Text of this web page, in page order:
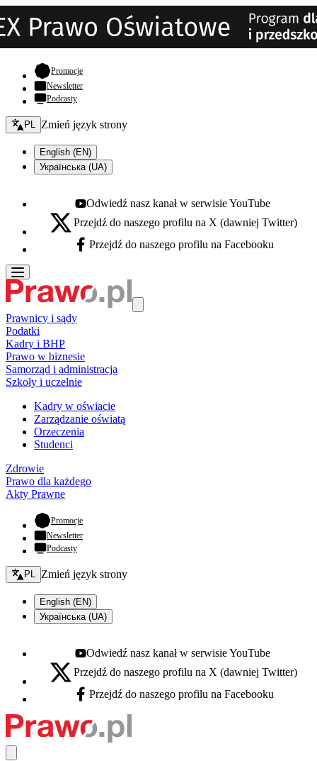
Promocje- otwiera się w nowej karcie
Newsletter
Podcasty
Zmień język - bieżący:
PL Zmień język strony
English (EN)
Українська (UA)
Youtube - otwiera się w nowej karcie
Odwiedź nasz kanał w serwisie YouTube
X - otwiera się w nowej karcie
Przejdź do naszego profilu na X (dawniej Twitter)
Facebook - otwiera się w nowej karcie
Przejdź do naszego profilu na Facebooku
Prawnicy i sądy
Podatki
Kadry i BHP
Prawo w biznesie
Samorząd i administracja
Szkoły i uczelnie
Kadry w oświacie
Zarządzanie oświatą
Orzeczenia
Studenci
Zdrowie
Prawo dla każdego
Akty Prawne
Promocje- otwiera się w nowej karcie
Newsletter
Podcasty
Zmień język - bieżący:
PL Zmień język strony
English (EN)
Українська (UA)
Youtube - otwiera się w nowej karcie
Odwiedź nasz kanał w serwisie YouTube
X - otwiera się w nowej karcie
Przejdź do naszego profilu na X (dawniej Twitter)
Facebook - otwiera się w nowej karcie
Przejdź do naszego profilu na Facebooku